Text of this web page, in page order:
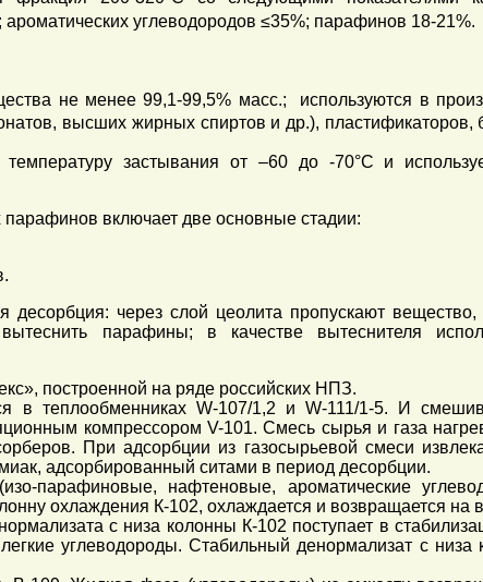
углеводородов ≤35%; парафинов 18-21%.
не менее 99,1-99,5% масс.; используются в
высших жирных спиртов и др.), пластификаторов,
застывания от –60 до -70°С и
включает две основные стадии:
через слой цеолита пропускают вещество,
парафины; в качестве вытеснителя
построенной на ряде российских НПЗ.
в теплообменниках W-107/1,2 и W-111/1-5. И
компрессором V-101. Смесь сырья и газа
При адсорбции из газосырьевой смеси
адсорбированный ситами в период десорбции.
парафиновые, нафтеновые, ароматические
охлаждения К-102, охлаждается и возвращается на
с низа колонны К-102 поступает в
углеводороды. Стабильный денормализат с низа